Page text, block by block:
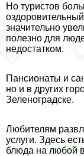
Но туристов
значительно
полезно для
недостатком.
Пансионаты и
но и в других
Зеленоградске.
Любителям
услуги. Здесь
блюда на любой